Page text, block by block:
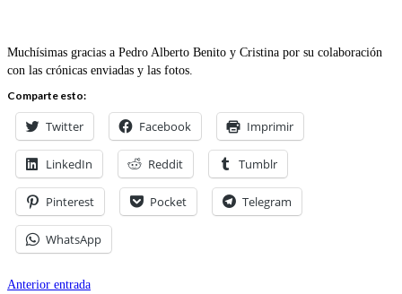
Muchísimas gracias a Pedro Alberto Benito y Cristina por su colaboración
con las crónicas enviadas y las fotos.
Comparte esto:
Twitter Facebook Imprimir
LinkedIn Reddit Tumblr
Pinterest Pocket Telegram
WhatsApp
Anterior entrada